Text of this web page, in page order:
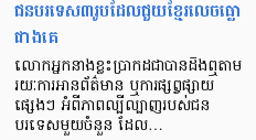
ជន​បរទេស​៣​រូប​ដែល​ជួយ​ខ្មែរ​លេច​ធ្លោ​
ជាង​គេ
លោកអ្នក​នាង​ខ្លះ​ប្រាកដ​ជា​បាន​​ដឹង​ឮ​តាម​
រយៈ​ការ​អាន​ព័ត៌មាន ឬ​ការ​ផ្សព្វផ្សាយ​
ផ្សេងៗ អំពី​ភាព​ល្បីល្បាញ​របស់​ជន​
បរទេស​មួយ​ចំនួន ដែល…